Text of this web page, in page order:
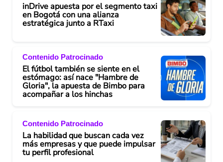
inDrive apuesta por el segmento taxi
en Bogotá con una alianza
estratégica junto a RTaxi
Contenido Patrocinado
El fútbol también se siente en el
estómago: así nace "Hambre de
Gloria", la apuesta de Bimbo para
acompañar a los hinchas
Contenido Patrocinado
La habilidad que buscan cada vez
más empresas y que puede impulsar
tu perfil profesional